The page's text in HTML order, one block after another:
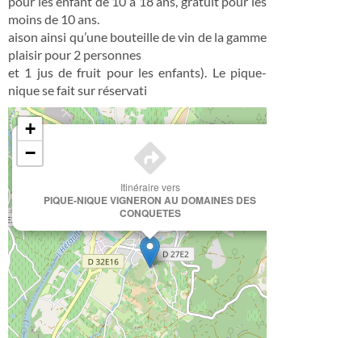
moins de 10 ans.
aison ainsi qu’une bouteille de vin de la gamme
plaisir pour 2 personnes
et 1 jus de fruit pour les enfants). Le pique-
nique se fait sur réservati
Itinéraire vers
PIQUE-NIQUE VIGNERON AU DOMAINES DES
CONQUETES
+
−